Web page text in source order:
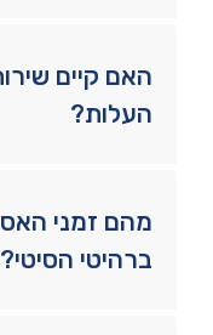
האם קיים
העלות?
מהם זמני
ברהיטי הסיטי?